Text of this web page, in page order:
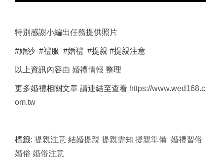
特別感謝小編出任務提供照片
#婚紗 #禮服 #婚禮 #提親 #提親注意
以上資訊內容由 婚禮情報 整理
更多婚禮相關文章 請連結至查看 https://www.wed168.c
om.tw
標籤: 提親注意 結婚提親 提親需知 提親準備 婚禮習俗
婚俗 婚俗注意